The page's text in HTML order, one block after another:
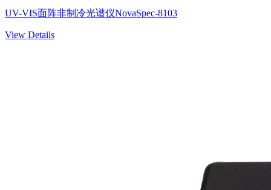
UV-VIS面阵非制冷光谱仪NovaSpec-8103
View Details